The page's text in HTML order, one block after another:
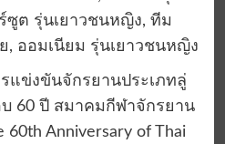
ซูต รุ่นเยาวชนหญิง, ทีม
, ออมเนียม รุ่นเยาวชนหญิง
แข่งขันจักรยานประเภทลู่
60 ปี สมาคมกีฬาจักรยาน
60th Anniversary of Thai